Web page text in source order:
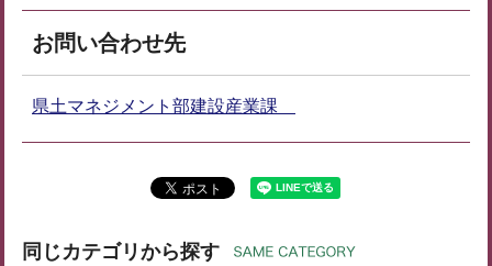
お問い合わせ先
県土マネジメント部建設産業課
同じカテゴリから探す